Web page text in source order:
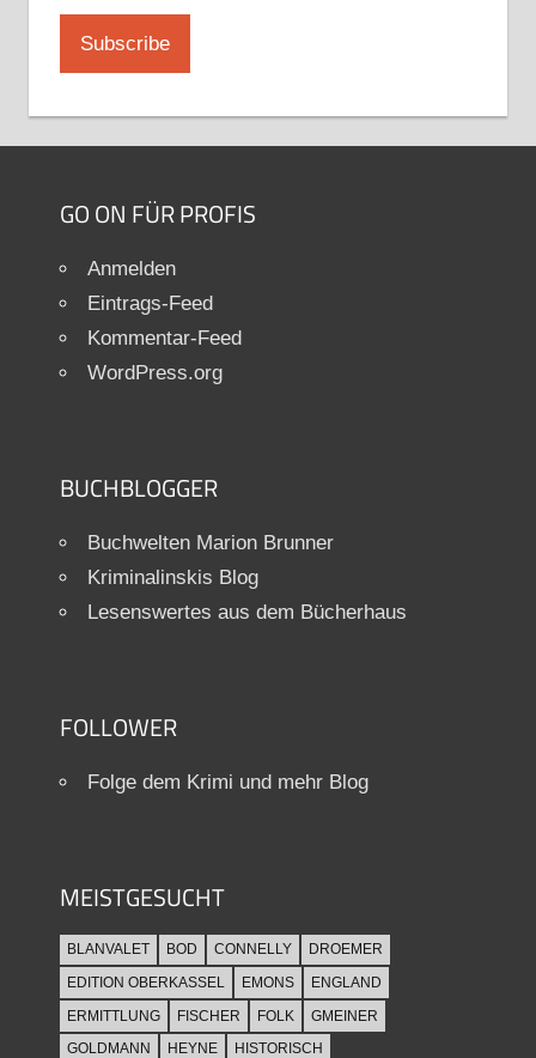
GO ON FÜR PROFIS
Anmelden
Eintrags-Feed
Kommentar-Feed
WordPress.org
BUCHBLOGGER
Buchwelten Marion Brunner
Kriminalinskis Blog
Lesenswertes aus dem Bücherhaus
FOLLOWER
Folge dem Krimi und mehr Blog
MEISTGESUCHT
BLANVALET BOD CONNELLY
DROEMER
EDITION OBERKASSEL
EMONS
ENGLAND
ERMITTLUNG
FISCHER FOLK
GMEINER
GOLDMANN
HEYNE HISTORISCH